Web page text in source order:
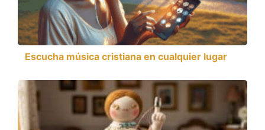
Escucha música cristiana en cualquier lugar